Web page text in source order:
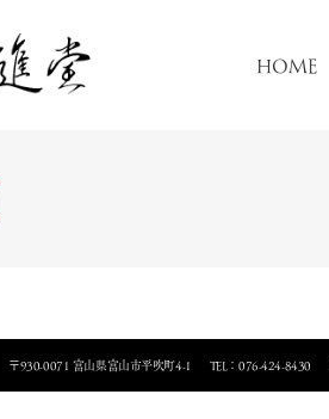
HOME
〒930-0071 富山県富山市平吹町4-1 TEL：076-424-8430